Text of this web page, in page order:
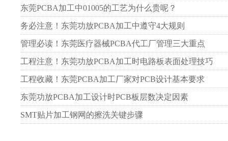
东莞PCBA加工中01005的工艺为什么贵呢？
务必注意！东莞功放PCBA加工中遵守4大规则
管理必读！东莞医疗器械PCBA代工厂管理三大重点
工程注意！东莞功放PCBA加工时电路板表面处理技巧
工程收藏！东莞PCBA加工厂家对PCB设计基本要求
东莞功放PCBA加工设计时PCB板层数决定因素
SMT贴片加工钢网的擦洗关键步骤